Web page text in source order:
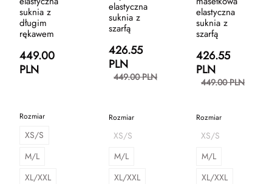
suknia z
długim
rękawem
449.00
PLN
Rozmiar
XS/S
M/L
XL/XXL
elastyczna
suknia z
szarfą
426.55
PLN
449.00 PLN
Rozmiar
XS/S
M/L
XL/XXL
elastyczna
suknia z
szarfą
426.55
PLN
449.00 PLN
Rozmiar
XS/S
M/L
XL/XXL